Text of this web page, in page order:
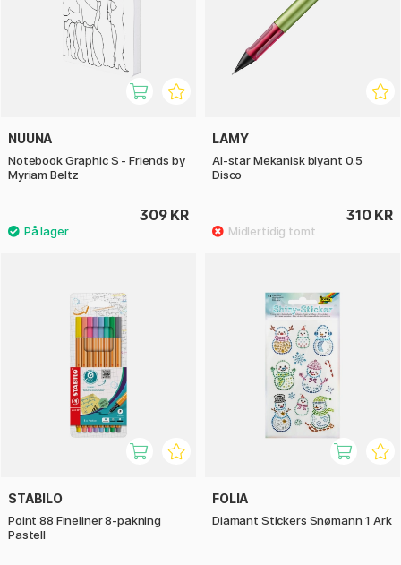
NUUNA
Notebook Graphic S - Friends by
Myriam Beltz
309 KR
LAMY
Al-star Mekanisk blyant 0.5
Disco
310 KR
STABILO
Point 88 Fineliner 8-pakning
Pastell
FOLIA
Diamant Stickers Snømann 1 Ark